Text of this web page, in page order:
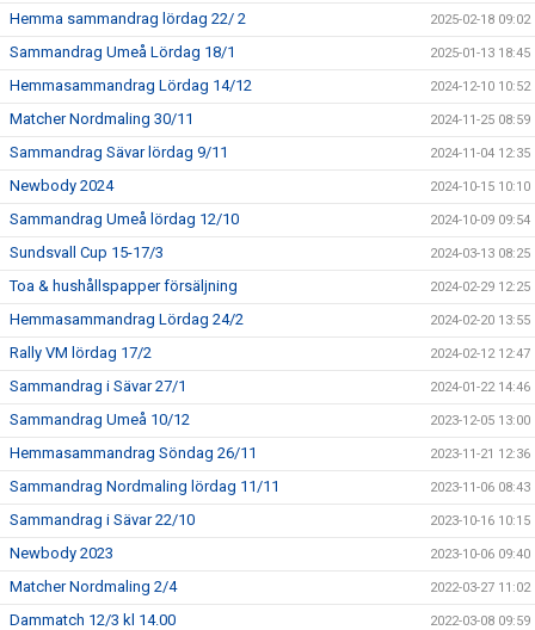
Hemma sammandrag lördag 22/ 2 2025-02-18 09:02
Sammandrag Umeå Lördag 18/1 2025-01-13 18:45
Hemmasammandrag Lördag 14/12 2024-12-10 10:52
Matcher Nordmaling 30/11 2024-11-25 08:59
Sammandrag Sävar lördag 9/11 2024-11-04 12:35
Newbody 2024 2024-10-15 10:10
Sammandrag Umeå lördag 12/10 2024-10-09 09:54
Sundsvall Cup 15-17/3 2024-03-13 08:25
Toa & hushållspapper försäljning 2024-02-29 12:25
Hemmasammandrag Lördag 24/2 2024-02-20 13:55
Rally VM lördag 17/2 2024-02-12 12:47
Sammandrag i Sävar 27/1 2024-01-22 14:46
Sammandrag Umeå 10/12 2023-12-05 13:00
Hemmasammandrag Söndag 26/11 2023-11-21 12:36
Sammandrag Nordmaling lördag 11/11 2023-11-06 08:43
Sammandrag i Sävar 22/10 2023-10-16 10:15
Newbody 2023 2023-10-06 09:40
Matcher Nordmaling 2/4 2022-03-27 11:02
Dammatch 12/3 kl 14.00 2022-03-08 09:59